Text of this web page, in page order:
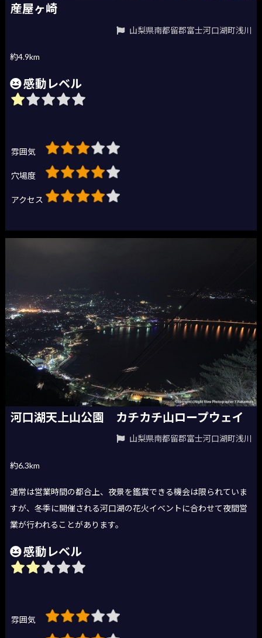
産屋ヶ崎
山梨県南都留郡富士河口湖町浅川
約4.9km
感動レベル
雰囲気
穴場度
アクセス
河口湖天上山公園 カチカチ山ロープウェイ
山梨県南都留郡富士河口湖町浅川
約6.3km
通常は営業時間の都合上、夜景を鑑賞できる機会は限られていま
すが、冬季に開催される河口湖の花火イベントに合わせて夜間営
業が行われることがあります。
感動レベル
雰囲気